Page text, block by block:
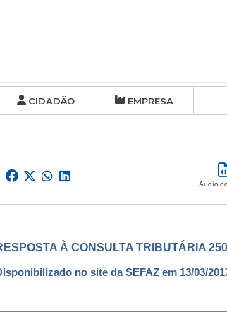
CIDADÃO EMPRESA
Audio
À CONSULTA TRIBUTÁRIA
no site da SEFAZ em 13/03/